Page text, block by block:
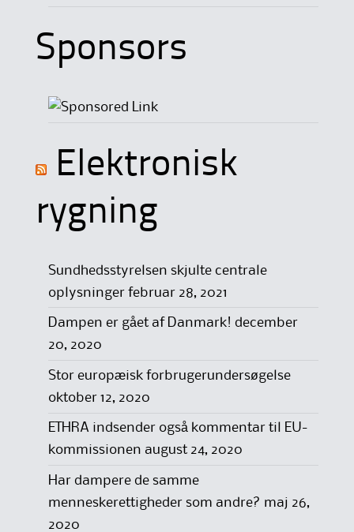
Sponsors
Elektronisk
rygning
Sundhedsstyrelsen skjulte centrale
oplysninger februar 28, 2021
Dampen er gået af Danmark! december
20, 2020
Stor europæisk forbrugerundersøgelse
oktober 12, 2020
ETHRA indsender også kommentar til EU-
kommissionen august 24, 2020
Har dampere de samme
menneskerettigheder som andre? maj 26,
2020